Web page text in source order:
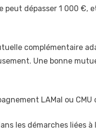
peut dépasser 1 000 €,
complémentaire
Une bonne
LAMal ou
les démarches liées